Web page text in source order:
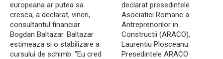
europeana ar putea sa
cresca, a declarat, vineri,
consultantul financiar
Bogdan Baltazar. Baltazar
estimeaza si o stabilizare a
cursului de schimb. "Eu cred
declarat presedintele
Asociatiei Romane a
Antreprenorilor in
Constructii (ARACO),
Laurentiu Plosceanu.
Presedintele ARACO